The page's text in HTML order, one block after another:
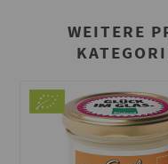
WEITERE